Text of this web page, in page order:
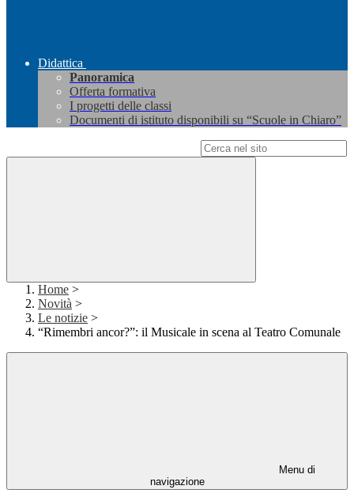
Didattica
Panoramica
Offerta formativa
I progetti delle classi
Documenti di istituto disponibili su “Scuole in Chiaro”
Home >
Novità >
Le notizie >
“Rimembri ancor?”: il Musicale in scena al Teatro Comunale
Menu di
navigazione